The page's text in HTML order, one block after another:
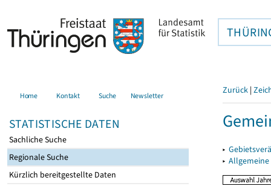
Home Kontakt Suche Newsletter
STATISTISCHE DATEN
Sachliche Suche
Regionale Suche
Kürzlich bereitgestellte Daten
Zurück |
▸
▸